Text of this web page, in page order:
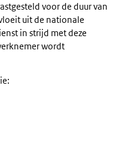
voor de duur van
uit de nationale
in strijd met deze
wordt